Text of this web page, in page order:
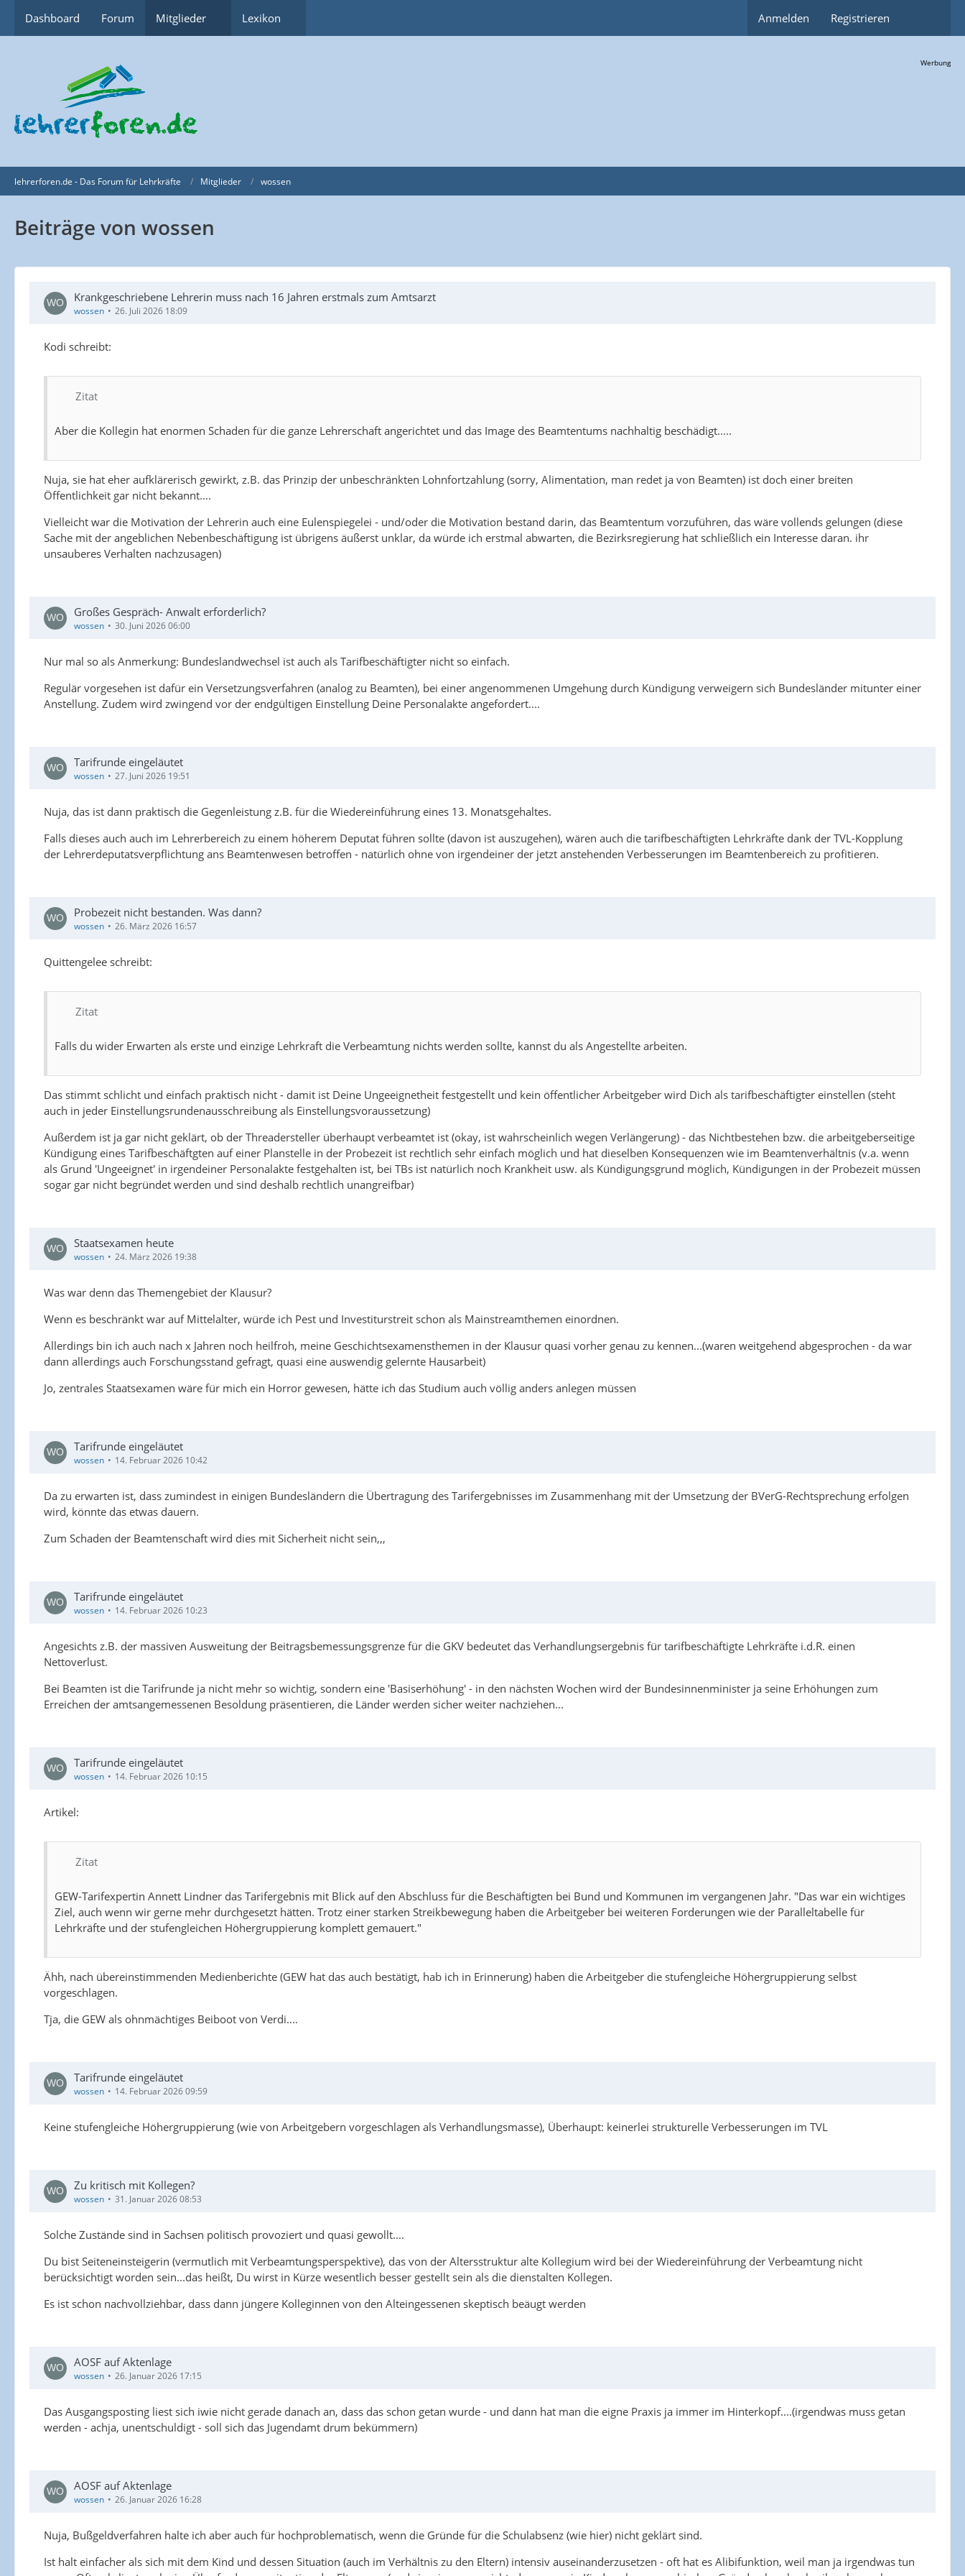
Dashboard Forum Mitglieder Lexikon Anmelden Registrieren
Werbung
lehrerforen.de - Das Forum für Lehrkräfte Mitglieder wossen
Beiträge von wossen
Krankgeschriebene Lehrerin muss nach 16 Jahren erstmals zum Amtsarzt
wossen 26. Juli 2026 18:09
Kodi schreibt:
Zitat
Aber die Kollegin hat enormen Schaden für die ganze Lehrerschaft angerichtet und das Image des Beamtentums nachhaltig beschädigt.....
Nuja, sie hat eher aufklärerisch gewirkt, z.B. das Prinzip der unbeschränkten Lohnfortzahlung (sorry, Alimentation, man redet ja von Beamten) ist doch einer breiten
Öffentlichkeit gar nicht bekannt....
Vielleicht war die Motivation der Lehrerin auch eine Eulenspiegelei - und/oder die Motivation bestand darin, das Beamtentum vorzuführen, das wäre vollends gelungen (diese
Sache mit der angeblichen Nebenbeschäftigung ist übrigens äußerst unklar, da würde ich erstmal abwarten, die Bezirksregierung hat schließlich ein Interesse daran. ihr
unsauberes Verhalten nachzusagen)
Großes Gespräch- Anwalt erforderlich?
wossen 30. Juni 2026 06:00
Nur mal so als Anmerkung: Bundeslandwechsel ist auch als Tarifbeschäftigter nicht so einfach.
Regulär vorgesehen ist dafür ein Versetzungsverfahren (analog zu Beamten), bei einer angenommenen Umgehung durch Kündigung verweigern sich Bundesländer mitunter einer
Anstellung. Zudem wird zwingend vor der endgültigen Einstellung Deine Personalakte angefordert....
Tarifrunde eingeläutet
wossen 27. Juni 2026 19:51
Nuja, das ist dann praktisch die Gegenleistung z.B. für die Wiedereinführung eines 13. Monatsgehaltes.
Falls dieses auch auch im Lehrerbereich zu einem höherem Deputat führen sollte (davon ist auszugehen), wären auch die tarifbeschäftigten Lehrkräfte dank der TVL-Kopplung
der Lehrerdeputatsverpflichtung ans Beamtenwesen betroffen - natürlich ohne von irgendeiner der jetzt anstehenden Verbesserungen im Beamtenbereich zu profitieren.
Probezeit nicht bestanden. Was dann?
wossen 26. März 2026 16:57
Quittengelee schreibt:
Zitat
Falls du wider Erwarten als erste und einzige Lehrkraft die Verbeamtung nichts werden sollte, kannst du als Angestellte arbeiten.
Das stimmt schlicht und einfach praktisch nicht - damit ist Deine Ungeeignetheit festgestellt und kein öffentlicher Arbeitgeber wird Dich als tarifbeschäftigter einstellen (steht
auch in jeder Einstellungsrundenausschreibung als Einstellungsvoraussetzung)
Außerdem ist ja gar nicht geklärt, ob der Threadersteller überhaupt verbeamtet ist (okay, ist wahrscheinlich wegen Verlängerung) - das Nichtbestehen bzw. die arbeitgeberseitige
Kündigung eines Tarifbeschäftgten auf einer Planstelle in der Probezeit ist rechtlich sehr einfach möglich und hat dieselben Konsequenzen wie im Beamtenverhältnis (v.a. wenn
als Grund 'Ungeeignet' in irgendeiner Personalakte festgehalten ist, bei TBs ist natürlich noch Krankheit usw. als Kündigungsgrund möglich, Kündigungen in der Probezeit müssen
sogar gar nicht begründet werden und sind deshalb rechtlich unangreifbar)
Staatsexamen heute
wossen 24. März 2026 19:38
Was war denn das Themengebiet der Klausur?
Wenn es beschränkt war auf Mittelalter, würde ich Pest und Investiturstreit schon als Mainstreamthemen einordnen.
Allerdings bin ich auch nach x Jahren noch heilfroh, meine Geschichtsexamensthemen in der Klausur quasi vorher genau zu kennen...(waren weitgehend abgesprochen - da war
dann allerdings auch Forschungsstand gefragt, quasi eine auswendig gelernte Hausarbeit)
Jo, zentrales Staatsexamen wäre für mich ein Horror gewesen, hätte ich das Studium auch völlig anders anlegen müssen
Tarifrunde eingeläutet
wossen 14. Februar 2026 10:42
Da zu erwarten ist, dass zumindest in einigen Bundesländern die Übertragung des Tarifergebnisses im Zusammenhang mit der Umsetzung der BVerG-Rechtsprechung erfolgen
wird, könnte das etwas dauern.
Zum Schaden der Beamtenschaft wird dies mit Sicherheit nicht sein,,,
Tarifrunde eingeläutet
wossen 14. Februar 2026 10:23
Angesichts z.B. der massiven Ausweitung der Beitragsbemessungsgrenze für die GKV bedeutet das Verhandlungsergebnis für tarifbeschäftigte Lehrkräfte i.d.R. einen
Nettoverlust.
Bei Beamten ist die Tarifrunde ja nicht mehr so wichtig, sondern eine 'Basiserhöhung' - in den nächsten Wochen wird der Bundesinnenminister ja seine Erhöhungen zum
Erreichen der amtsangemessenen Besoldung präsentieren, die Länder werden sicher weiter nachziehen...
Tarifrunde eingeläutet
wossen 14. Februar 2026 10:15
Artikel:
Zitat
GEW-Tarifexpertin Annett Lindner das Tarifergebnis mit Blick auf den Abschluss für die Beschäftigten bei Bund und Kommunen im vergangenen Jahr. "Das war ein wichtiges
Ziel, auch wenn wir gerne mehr durchgesetzt hätten. Trotz einer starken Streikbewegung haben die Arbeitgeber bei weiteren Forderungen wie der Paralleltabelle für
Lehrkräfte und der stufengleichen Höhergruppierung komplett gemauert."
Ähh, nach übereinstimmenden Medienberichte (GEW hat das auch bestätigt, hab ich in Erinnerung) haben die Arbeitgeber die stufengleiche Höhergruppierung selbst
vorgeschlagen.
Tja, die GEW als ohnmächtiges Beiboot von Verdi....
Tarifrunde eingeläutet
wossen 14. Februar 2026 09:59
Keine stufengleiche Höhergruppierung (wie von Arbeitgebern vorgeschlagen als Verhandlungsmasse), Überhaupt: keinerlei strukturelle Verbesserungen im TVL
Zu kritisch mit Kollegen?
wossen 31. Januar 2026 08:53
Solche Zustände sind in Sachsen politisch provoziert und quasi gewollt....
Du bist Seiteneinsteigerin (vermutlich mit Verbeamtungsperspektive), das von der Altersstruktur alte Kollegium wird bei der Wiedereinführung der Verbeamtung nicht
berücksichtigt worden sein...das heißt, Du wirst in Kürze wesentlich besser gestellt sein als die dienstalten Kollegen.
Es ist schon nachvollziehbar, dass dann jüngere Kolleginnen von den Alteingessenen skeptisch beäugt werden
AOSF auf Aktenlage
wossen 26. Januar 2026 17:15
Das Ausgangsposting liest sich iwie nicht gerade danach an, dass das schon getan wurde - und dann hat man die eigne Praxis ja immer im Hinterkopf....(irgendwas muss getan
werden - achja, unentschuldigt - soll sich das Jugendamt drum bekümmern)
AOSF auf Aktenlage
wossen 26. Januar 2026 16:28
Nuja, Bußgeldverfahren halte ich aber auch für hochproblematisch, wenn die Gründe für die Schulabsenz (wie hier) nicht geklärt sind.
Ist halt einfacher als sich mit dem Kind und dessen Situation (auch im Verhältnis zu den Eltern) intensiv auseinanderzusetzen - oft hat es Alibifunktion, weil man ja irgendwas tun